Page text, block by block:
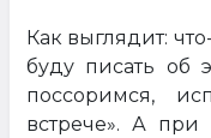
Как выглядит:
буду писать об
поссоримся,
встрече». А при